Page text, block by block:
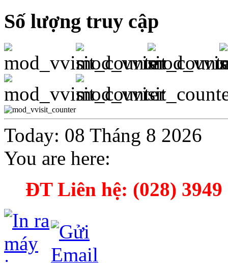
Số lượng truy cập
Today: 08 Tháng 8 2026
You are here:
ĐT Liên hệ: (028) 3949